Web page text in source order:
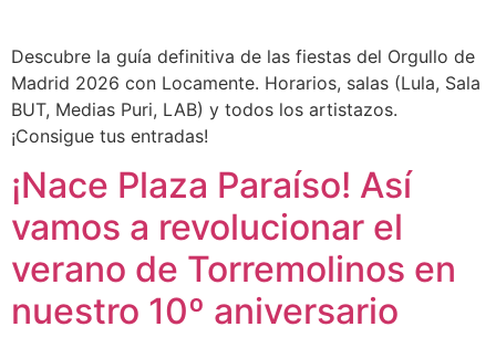
Descubre la guía definitiva de las fiestas del Orgullo de
Madrid 2026 con Locamente. Horarios, salas (Lula, Sala
BUT, Medias Puri, LAB) y todos los artistazos.
¡Consigue tus entradas!
¡Nace Plaza Paraíso! Así
vamos a revolucionar el
verano de Torremolinos en
nuestro 10º aniversario